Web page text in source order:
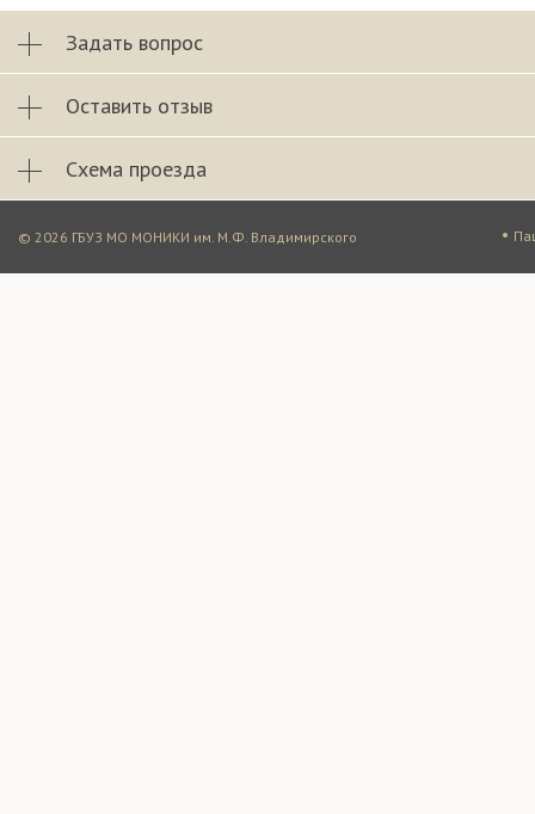
Задать вопрос
Оставить отзыв
Схема проезда
© 2026 ГБУЗ МО МОНИКИ им. М.Ф. Владимирского •